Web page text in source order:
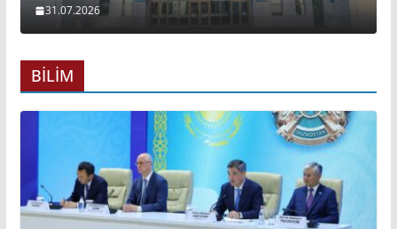
31.07.2026
BİLİM